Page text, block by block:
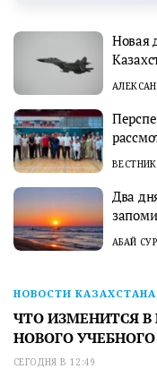
Новая
Два
АБАЙ
НОВОСТИ КАЗАХСТАНА
ЧТО ИЗМЕНИТСЯ
НОВОГО
СЕГОДНЯ В 12:49